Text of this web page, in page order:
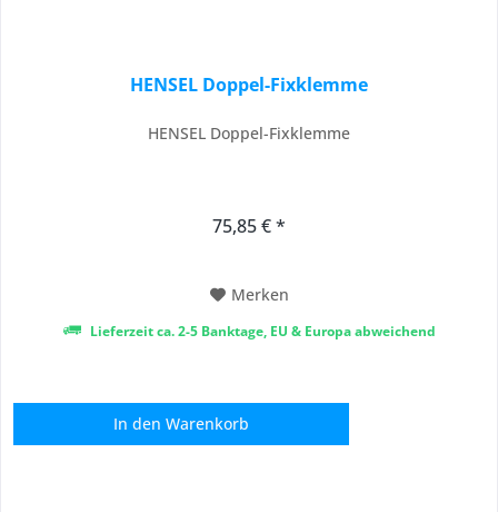
HENSEL Doppel-Fixklemme
HENSEL Doppel-Fixklemme
75,85 € *
Merken
Lieferzeit ca. 2-5 Banktage, EU & Europa abweichend
In den Warenkorb